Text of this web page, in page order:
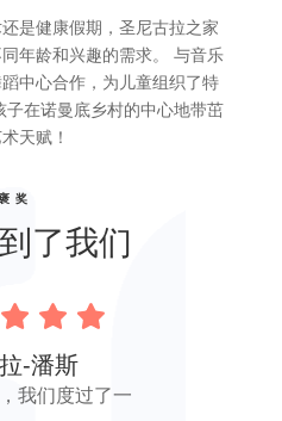
是健康假期，圣尼古拉之家
年龄和兴趣的需求。 与音乐
中心合作，为儿童组织了特
在诺曼底乡村的中心地带茁
天赋！
奖
了我们
-潘斯
我们度过了一